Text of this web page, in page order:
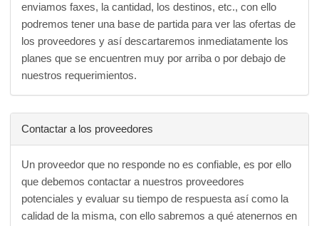
enviamos faxes, la cantidad, los destinos, etc., con ello
podremos tener una base de partida para ver las ofertas de
los proveedores y así descartaremos inmediatamente los
planes que se encuentren muy por arriba o por debajo de
nuestros requerimientos.
Contactar a los proveedores
Un proveedor que no responde no es confiable, es por ello
que debemos contactar a nuestros proveedores
potenciales y evaluar su tiempo de respuesta así como la
calidad de la misma, con ello sabremos a qué atenernos en